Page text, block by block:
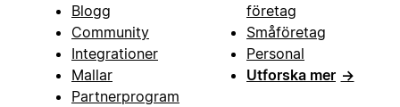
Blogg
Community
Integrationer
Mallar
Partnerprogram
företag
Småföretag
Personal
Utforska mer →